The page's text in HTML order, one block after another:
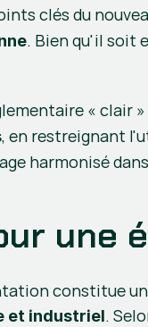
clés du
« clair
, en restreignant
harmonisé
une
constitue
et industriel.